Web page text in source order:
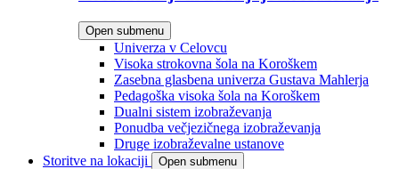
Open submenu
Univerza v Celovcu
Visoka strokovna šola na Koroškem
Zasebna glasbena univerza Gustava Mahlerja
Pedagoška visoka šola na Koroškem
Dualni sistem izobraževanja
Ponudba večjezičnega izobraževanja
Druge izobraževalne ustanove
Storitve na lokaciji
Open submenu